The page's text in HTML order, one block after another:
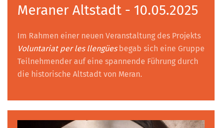
Meraner Altstadt - 10.05.2025
Im Rahmen einer neuen Veranstaltung des Projekts
Voluntariat per les llengüesbegab sich eine Gruppe
Teilnehmender auf eine spannende Führung durch
die historische Altstadt von Meran.